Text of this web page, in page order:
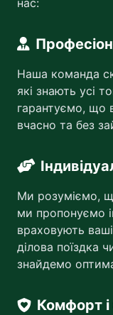
нас:
Наша команда
які знають усі
гарантуємо, що
вчасно та без
Ми розуміємо,
ми пропонуємо
враховують
ділова поїздка
знайдемо
Комфорт і